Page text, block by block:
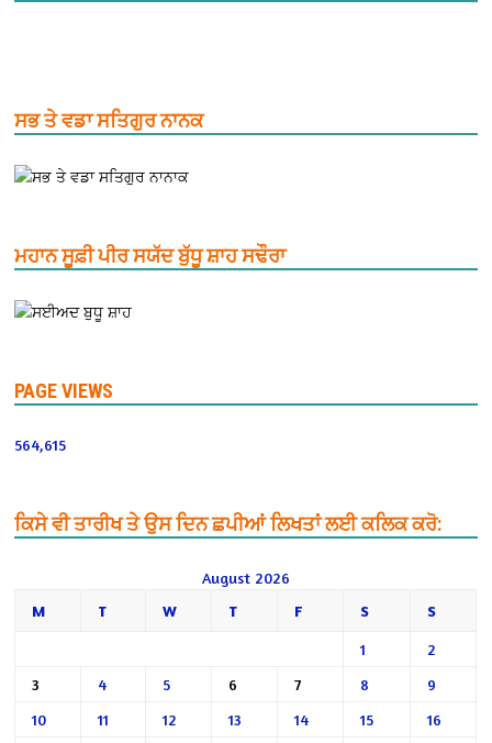
ਸਭ ਤੇ ਵਡਾ ਸਤਿਗੁਰ ਨਾਨਕ
ਮਹਾਨ ਸੂਫ਼ੀ ਪੀਰ ਸਯੱਦ ਬੁੱਧੂ ਸ਼ਾਹ ਸਢੌਰਾ
PAGE VIEWS
564,615
ਕਿਸੇ ਵੀ ਤਾਰੀਖ ਤੇ ਉਸ ਦਿਨ ਛਪੀਆਂ ਲਿਖਤਾਂ ਲਈ ਕਲਿਕ ਕਰੋ:
August 2026
M
T W T F S S
1
2
3
4 5 6 7 8
9
10
11 12 13 14 15 16